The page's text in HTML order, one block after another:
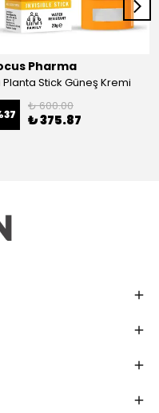
Pharma
Planta Stick Güneş Kremi
37
₺ 600.00
₺ 375.87